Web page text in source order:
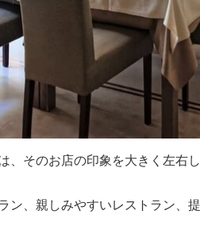
、そのお店の印象を大きく左右し
ン、親しみやすいレストラン、